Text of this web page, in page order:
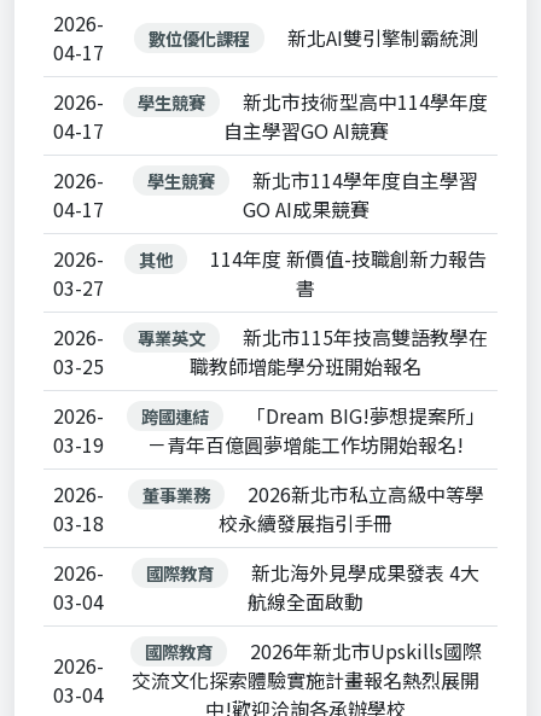
2026-
04-17
數位優化課程 新北AI雙引擎制霸統測
2026-
04-17
學生競賽
新北市技術型高中114學年度
自主學習GO AI競賽
2026-
04-17
學生競賽
新北市114學年度自主學習
GO AI成果競賽
2026-
03-27
其他
114年度 新價值-技職創新力報告
書
2026-
03-25
專業英文
新北市115年技高雙語教學在
職教師增能學分班開始報名
2026-
03-19
跨國連結
「Dream BIG!夢想提案所」
－青年百億圓夢增能工作坊開始報名!
2026-
03-18
董事業務
2026新北市私立高級中等學
校永續發展指引手冊
2026-
03-04
國際教育
新北海外見學成果發表 4大
航線全面啟動
2026-
03-04
國際教育
2026年新北市Upskills國際
交流文化探索體驗實施計畫報名熱烈展開
中!歡迎洽詢各承辦學校